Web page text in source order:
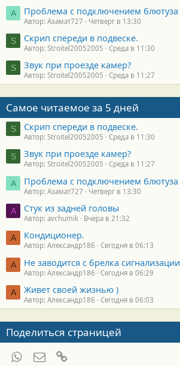
А Проблема с подключением блютуза
Автор: Азамат727 Четверг в 13:30
S Скрип спереди в подвеске.
Автор: Stroitel20052005 Среда в 11:30
S Звук при проезде камер?
Автор: Stroitel20052005 Среда в 11:27
Самое читаемое за 5 дней
S Скрип спереди в подвеске.
Автор: Stroitel20052005 Среда в 11:30
S Звук при проезде камер?
Автор: Stroitel20052005 Среда в 11:27
А Проблема с подключением блютуза
Автор: Азамат727 Четверг в 13:30
A Стук из задней головы
Автор: avchumik Вчера в 21:32
А Кондиционер.
Автор: Александр186 Сегодня в 06:13
А Не заводится с брелка сигнализации
Автор: Александр186 Сегодня в 06:29
А Живет своей жизнью )
Автор: Александр186 Сегодня в 06:03
Поделиться страницей
WhatsAppЭлектронная почта